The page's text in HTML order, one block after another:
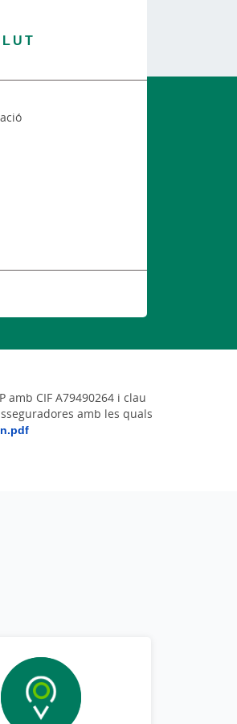
CIF A79490264 i clau
amb les quals